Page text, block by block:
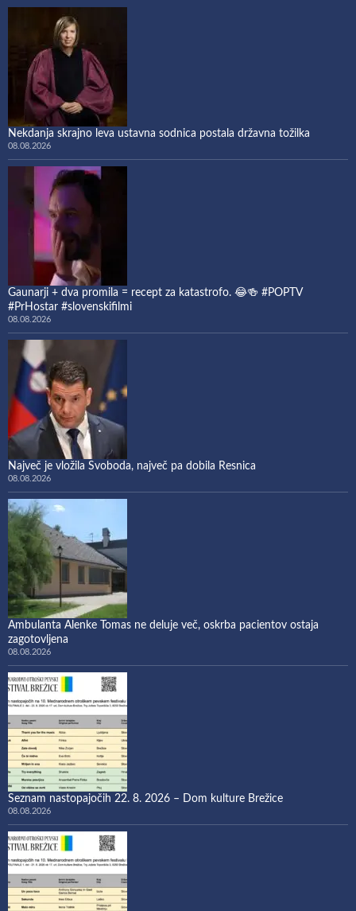
Nekdanja skrajno leva ustavna sodnica postala državna tožilka
08.08.2026
Gaunarji + dva promila = recept za katastrofo. 😂🍻 #POPTV
#PrHostar #slovenskifilmi
08.08.2026
Največ je vložila Svoboda, največ pa dobila Resnica
08.08.2026
Ambulanta Alenke Tomas ne deluje več, oskrba pacientov ostaja
zagotovljena
08.08.2026
Seznam nastopajočih 22. 8. 2026 – Dom kulture Brežice
08.08.2026